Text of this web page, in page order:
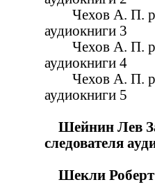
Чехов А. П.
аудиокниги 3
Чехов А. П.
аудиокниги 4
Чехов А. П.
аудиокниги 5
Шейнин Лев
следователя
Шекли